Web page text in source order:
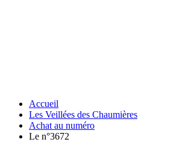
Accueil
Les Veillées des Chaumières
Achat au numéro
Le n°3672